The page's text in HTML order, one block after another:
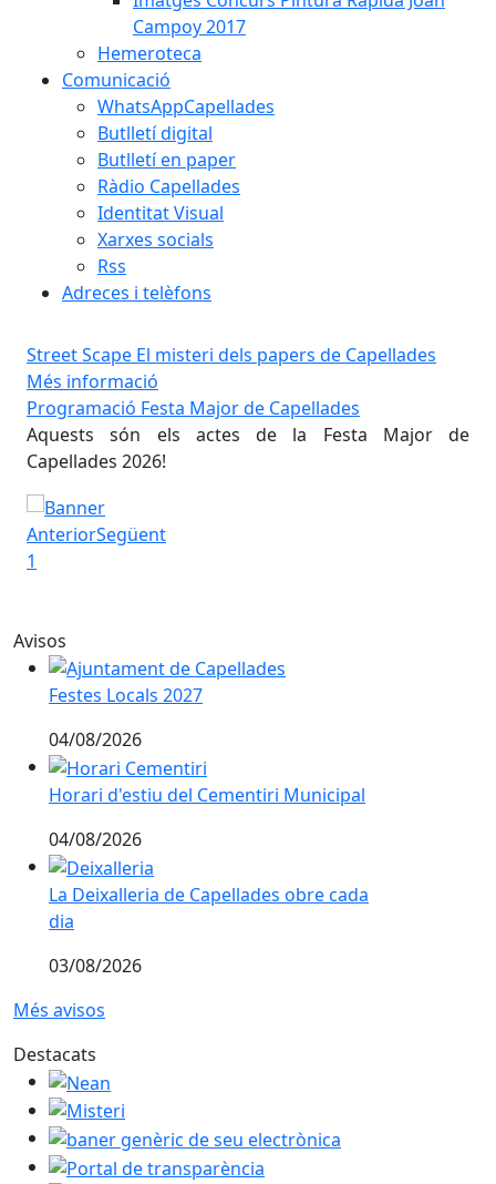
Campoy 2017
Hemeroteca
Comunicació
WhatsAppCapellades
Butlletí digital
Butlletí en paper
Ràdio Capellades
Identitat Visual
Xarxes socials
Rss
Adreces i telèfons
Street Scape El misteri dels papers de Capellades
Més informació
Programació Festa Major de Capellades
Aquests són els actes de la Festa Major de
Capellades 2026!
Programació Festa Major de Capellades
AnteriorSegüent
1
Avisos
Festes Locals 2027
Festes Locals 2027
04/08/2026
Horari d'estiu del Cementiri Municipal
Horari d'estiu del Cementiri Municipal
04/08/2026
La Deixalleria de Capellades obre cada dia
La Deixalleria de Capellades obre cada
dia
03/08/2026
Més avisos
Destacats
Nean
Misteri
baner genèric de seu electrònica
Portal de transparència